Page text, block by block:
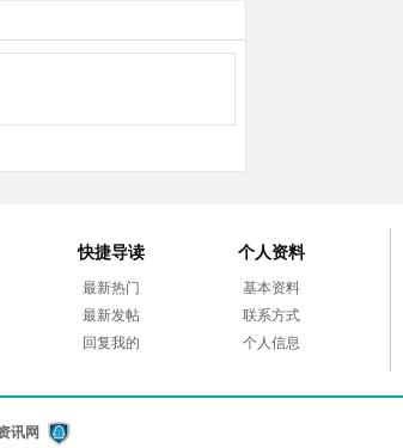
快捷导读
最新热门
最新发帖
回复我的
个人资料
基本资料
联系方式
个人信息
讯网